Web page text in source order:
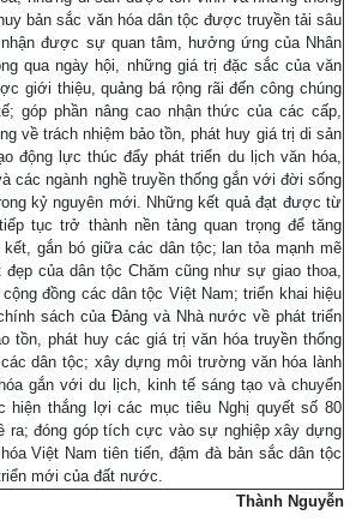
bản sắc văn hóa dân tộc được truyền tải sâu
nhận được sự quan tâm, hưởng ứng của Nhân
qua ngày hội, những giá trị đặc sắc của văn
giới thiệu, quảng bá rộng rãi đến công chúng
góp phần nâng cao nhận thức của các cấp,
về trách nhiệm bảo tồn, phát huy giá trị di sản
động lực thúc đẩy phát triển du lịch văn hóa,
các ngành nghề truyền thống gắn với đời sống
kỷ nguyên mới. Những kết quả đạt được từ
tục trở thành nền tảng quan trọng để tăng
gắn bó giữa các dân tộc; lan tỏa mạnh mẽ
của dân tộc Chăm cũng như sự giao thoa,
đồng các dân tộc Việt Nam; triển khai hiệu
sách của Đảng và Nhà nước về phát triển
tồn, phát huy các giá trị văn hóa truyền thống
dân tộc; xây dựng môi trường văn hóa lành
gắn với du lịch, kinh tế sáng tạo và chuyển
hiện thắng lợi các mục tiêu Nghị quyết số 80
ra; đóng góp tích cực vào sự nghiệp xây dựng
Việt Nam tiên tiến, đậm đà bản sắc dân tộc
mới của đất nước.
Thành Nguyễn